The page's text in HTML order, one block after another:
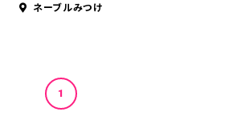
ネーブルみつけ
1